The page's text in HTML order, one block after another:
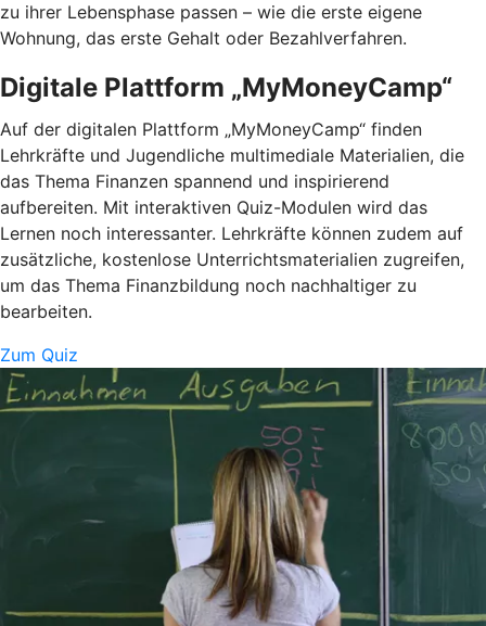
zu ihrer Lebensphase passen – wie die erste eigene
Wohnung, das erste Gehalt oder Bezahlverfahren.
Digitale Plattform „MyMoneyCamp“
Auf der digitalen Plattform „MyMoneyCamp“ finden
Lehrkräfte und Jugendliche multimediale Materialien, die
das Thema Finanzen spannend und inspirierend
aufbereiten. Mit interaktiven Quiz-Modulen wird das
Lernen noch interessanter. Lehrkräfte können zudem auf
zusätzliche, kostenlose Unterrichtsmaterialien zugreifen,
um das Thema Finanzbildung noch nachhaltiger zu
bearbeiten.
Zum Quiz